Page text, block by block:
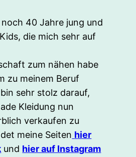
40 Jahre jung und
die mich sehr auf
zum nähen habe
zu meinem Beruf
sehr stolz darauf,
Kleidung nun
verkaufen zu
meine Seiten hier
und hier auf Instagram